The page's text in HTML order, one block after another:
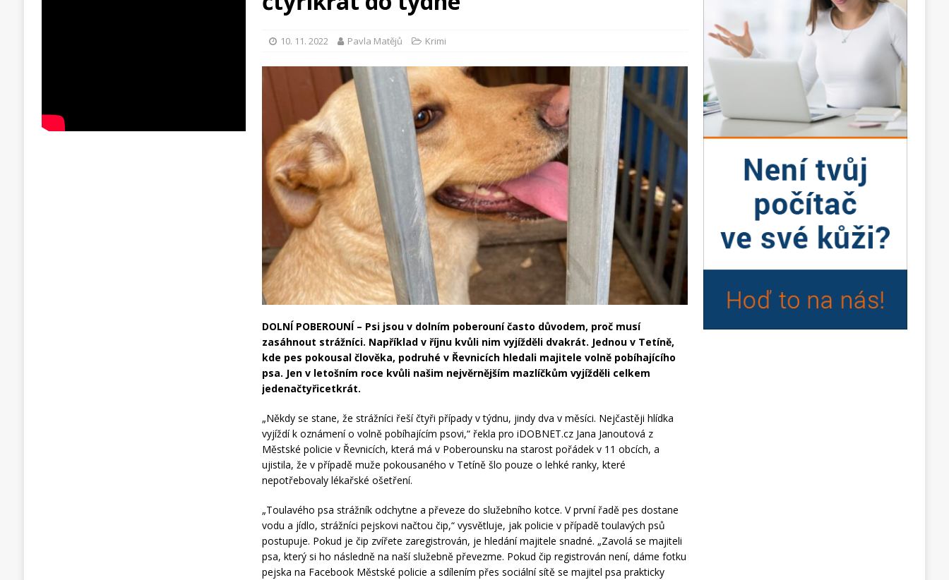
10. 11. 2022 Pavla Matějů Krimi
DOLNÍ POBEROUNÍ – Psi jsou v dolním poberouní často důvodem, proč musí
zasáhnout strážníci. Například v říjnu kvůli nim vyjížděli dvakrát. Jednou v Tetíně,
kde pes pokousal člověka, podruhé v Řevnicích hledali majitele volně pobíhajícího
psa. Jen v letošním roce kvůli našim nejvěrnějším mazlíčkům vyjížděli celkem
jedenačtyřicetkrát.
„Někdy se stane, že strážníci řeší čtyři případy v týdnu, jindy dva v měsíci. Nejčastěji hlídka
vyjíždí k oznámení o volně pobíhajícím psovi,“ řekla pro iDOBNET.cz Jana Janoutová z
Městské policie v Řevnicích, která má v Poberounsku na starost pořádek v 11 obcích, a
ujistila, že v případě muže pokousaného v Tetíně šlo pouze o lehké ranky, které
nepotřebovaly lékařské ošetření.
„Toulavého psa strážník odchytne a převeze do služebního kotce. V první řadě pes dostane
vodu a jídlo, strážníci pejskovi načtou čip,“ vysvětluje, jak policie v případě toulavých psů
postupuje. Pokud je čip zvířete zaregistrován, je hledání majitele snadné. „Zavolá se majiteli
psa, který si ho následně na naší služebně převezme. Pokud čip registrován není, dáme fotku
pejska na Facebook Městské policie a sdílením přes sociální sítě se majitel psa prakticky